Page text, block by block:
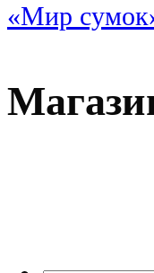
«Мир